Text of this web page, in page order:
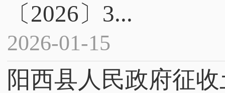
〔2026〕3...
2026-01-15
阳西县人民政府征